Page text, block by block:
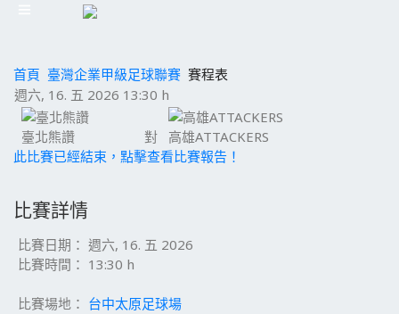
首頁 臺灣企業甲級足球聯賽 賽程表
週六, 16. 五 2026 13:30 h
臺北熊讚 對
高雄ATTACKERS
此比賽已經結束，點擊查看比賽報告！
比賽詳情
比賽日期： 週六, 16. 五 2026
比賽時間： 13:30 h
比賽場地： 台中太原足球場